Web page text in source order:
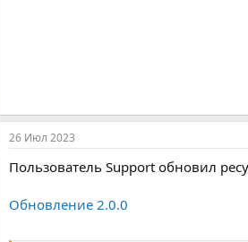
26 Июл 2023
Пользователь Support обновил
Обновление 2.0.0